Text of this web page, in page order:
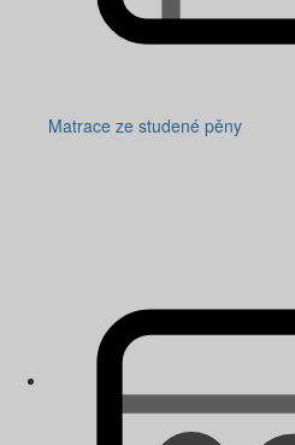
Matrace ze studené pěny